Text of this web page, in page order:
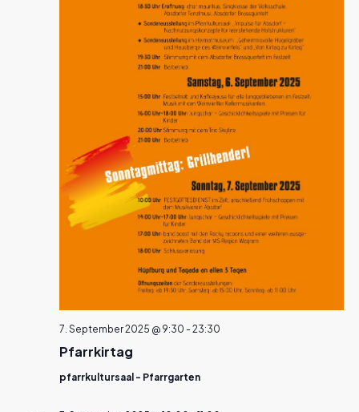
Pfarrkirtag
7. September 2025 @ 9:30 - 23:30
pfarrkultursaal - Pfarrgarten